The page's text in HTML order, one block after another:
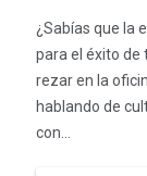
¿Sabías que la
para el éxito de
rezar en la
hablando de
con...